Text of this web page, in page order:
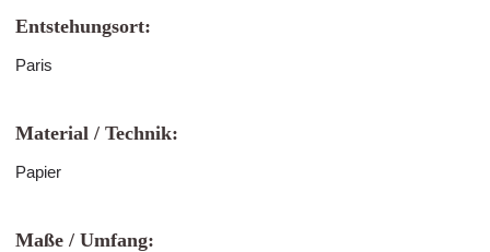
Entstehungsort:
Paris
Material / Technik:
Papier
Maße / Umfang: